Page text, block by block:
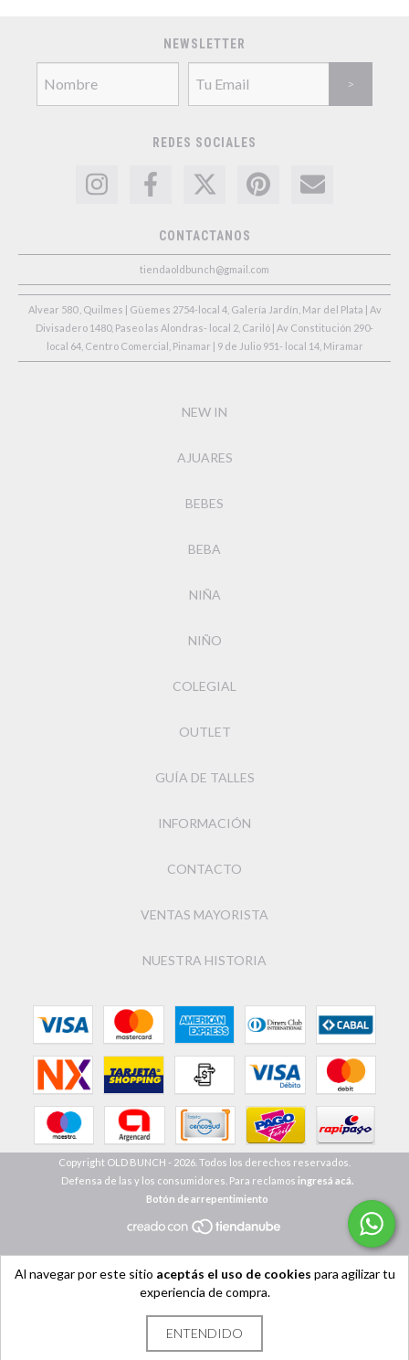
Al navegar por este sitio aceptás el uso de cookies para agilizar tu
experiencia de compra.
ENTENDIDO
NEWSLETTER
REDES SOCIALES
CONTACTANOS
tiendaoldbunch@gmail.com
Alvear 580 , Quilmes | Güemes 2754-local 4, Galería Jardín, Mar del Plata | Av
Divisadero 1480, Paseo las Alondras- local 2, Cariló | Av Constitución 290-
local 64, Centro Comercial, Pinamar | 9 de Julio 951- local 14, Miramar
NEW IN
AJUARES
BEBES
BEBA
NIÑA
NIÑO
COLEGIAL
OUTLET
GUÍA DE TALLES
INFORMACIÓN
CONTACTO
VENTAS MAYORISTA
NUESTRA HISTORIA
Copyright OLD BUNCH - 2026. Todos los derechos reservados.
Defensa de las y los consumidores. Para reclamos ingresá acá.
Botón de arrepentimiento